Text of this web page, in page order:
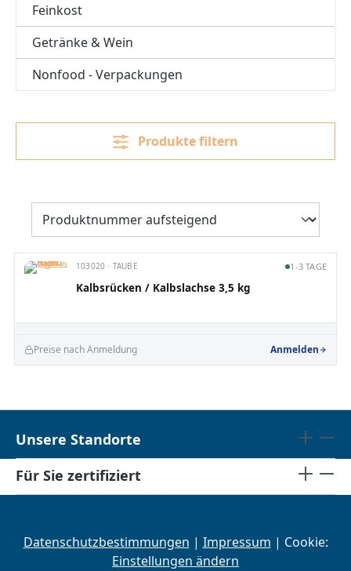
Feinkost
Getränke & Wein
Nonfood - Verpackungen
Produkte filtern
103020 · TAUBE 1-3 TAGE
Kalbsrücken / Kalbslachse 3,5 kg
Preise nach Anmeldung Anmelden
Unsere Standorte
Für Sie zertifiziert
Datenschutzbestimmungen | Impressum | Cookie:
Einstellungen ändern